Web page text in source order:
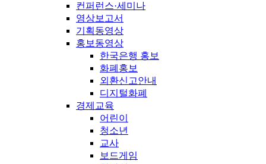
컨퍼런스·세미나
영상보고서
기획동영상
홍보동영상
한국은행 홍보
화폐홍보
외환신고안내
디지털화폐
경제교육
어린이
청소년
교사
보드게임